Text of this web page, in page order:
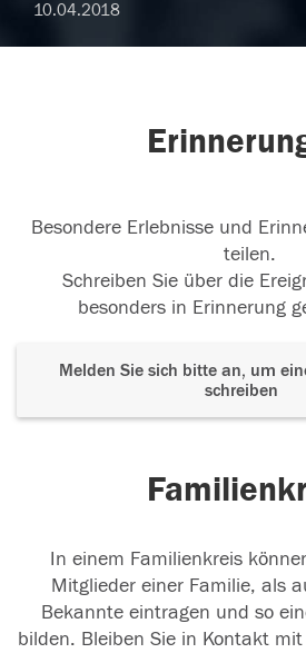
10.04.2018
Besondere Erlebnisse und
teilen.
Schreiben Sie über die
besonders in Erinnerung
Melden Sie sich bitte an, um
schreiben
In einem Familienkreis
Mitglieder einer Familie, als
Bekannte eintragen und so
bilden. Bleiben Sie in Kontakt